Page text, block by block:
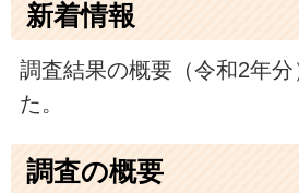
新着情報
調査結果の概要（令和2年分
た。
調査の概要